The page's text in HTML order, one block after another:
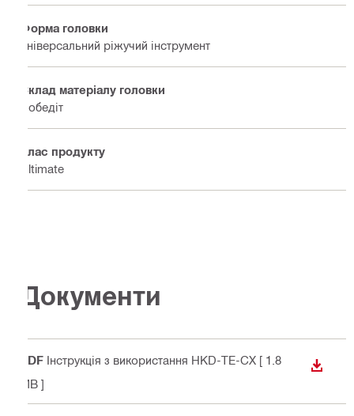
Форма головки
Універсальний ріжучий інструмент
Склад матеріалу головки
Победіт
Клас продукту
Ultimate
Документи
PDF Інструкція з використання HKD-TE-CX [ 1.8
MB ]